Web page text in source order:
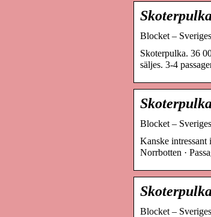
Blocket –
Skoterpulka. 36
säljes. 3-4
Blocket –
Kanske intressant
Norrbotten ·
Blocket –